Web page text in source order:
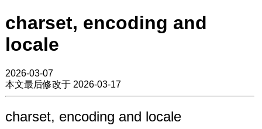
charset, encoding and
locale
2026-03-07
本文最后修改于 2026-03-17
charset, encoding and locale